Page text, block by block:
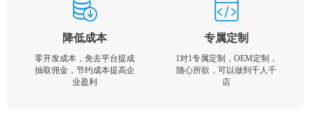
降低成本
零开发成本，免去平台提成
抽取佣金，节约成本提高企
业盈利
专属定制
1对1专属定制，OEM定制，
随心所欲，可以做到千人千
店